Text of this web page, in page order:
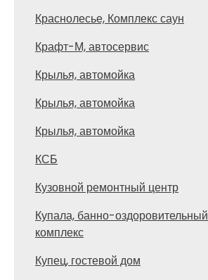
Краснолесье, Комплекс саун
Крафт-М, автосервис
Крылья, автомойка
Крылья, автомойка
Крылья, автомойка
КСБ
Кузовной ремонтный центр
Купала, банно-оздоровительный
комплекс
Купец, гостевой дом